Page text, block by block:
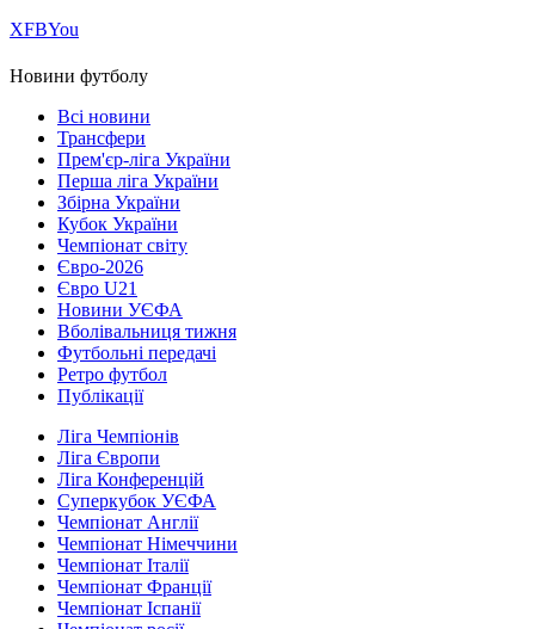
ХFBYou
Новини футболу
Всі новини
Трансфери
Прем'єр-ліга України
Перша ліга України
Збірна України
Кубок України
Чемпіонат світу
Євро-2026
Євро U21
Новини УЄФА
Вболівальниця тижня
Футбольні передачі
Ретро футбол
Публікації
Ліга Чемпіонів
Ліга Європи
Ліга Конференцій
Суперкубок УЄФА
Чемпіонат Англії
Чемпіонат Німеччини
Чемпіонат Італії
Чемпіонат Франції
Чемпіонат Іспанії